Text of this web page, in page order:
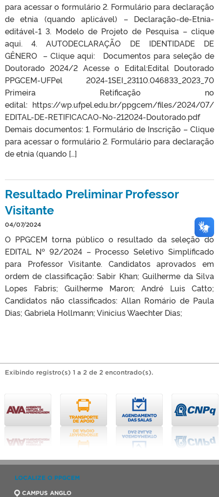
para acessar o formulário 2. Formulário para declaração
de etnia (quando aplicável) – Declaração-de-Etnia-
editável-1 3. Modelo de Projeto de Pesquisa – clique
aqui. 4. AUTODECLARAÇÃO DE IDENTIDADE DE
GÊNERO – Clique aqui: Documentos para seleção de
Doutorado 2024/2 Acesse o Edital:Edital Doutorado
PPGCEM-UFPel 2024-1SEI_23110.046833_2023_70
Primeira Retificação no
edital: https://wp.ufpel.edu.br/ppgcem/files/2024/07/
EDITAL-DE-RETIFICACAO-No-212024-Doutorado.pdf
Demais documentos: 1. Formulário de Inscrição – Clique
para acessar o formulário 2. Formulário para declaração
de etnia (quando […]
Resultado Preliminar Professor
Visitante
04/07/2024
O PPGCEM torna público o resultado da seleção do
EDITAL Nº 92/2024 – Processo Seletivo Simplificado
para Professor Visitante. Candidatos aprovados em
ordem de classificação: Sabir Khan; Guilherme da Silva
Lopes Fabris; Guilherme Maron; André Luis Catto;
Candidatos não classificados: Allan Romário de Paula
Dias; Gabriela Hollmann; Vinicius Waechter Dias;
Exibindo registro(s) 1 a 2 de 2 encontrado(s).
LOCALIZE O PPGCEM
CAMPUS ANGLO